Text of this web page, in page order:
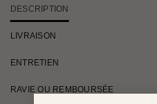
DESCRIPTION
LIVRAISON
ENTRETIEN
RAVIE OU REMBOURSÉE